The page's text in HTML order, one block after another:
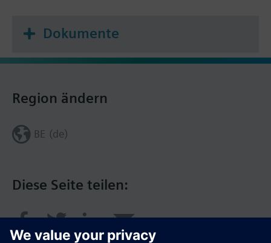
Dokumente
Diese Seite teilen:
Region ändern
BE (de)